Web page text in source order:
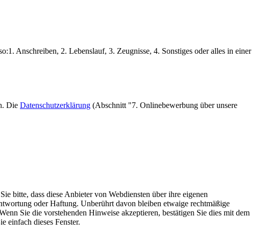
Anschreiben, 2. Lebenslauf, 3. Zeugnisse, 4. Sonstiges oder alles in einer
Die Datenschutzerklärung (Abschnitt "7. Onlinebewerbung über unsere
bitte, dass diese Anbieter von Webdiensten über ihre eigenen
oder Haftung. Unberührt davon bleiben etwaige rechtmäßige
Sie die vorstehenden Hinweise akzeptieren, bestätigen Sie dies mit dem
einfach dieses Fenster.